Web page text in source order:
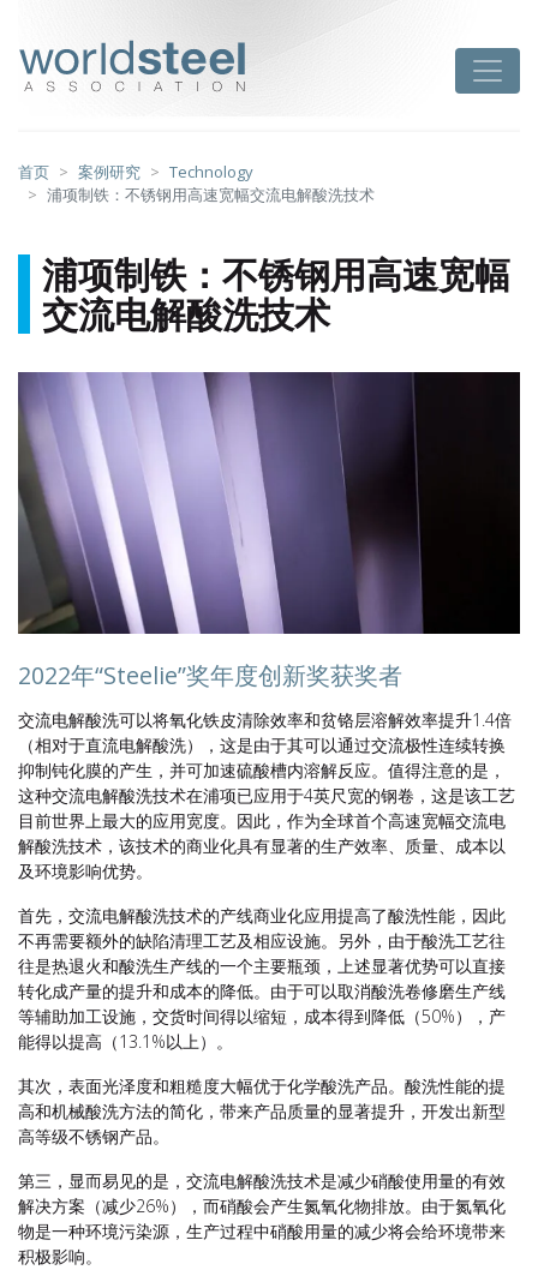
首页 案例研究
Technology
浦项制铁：不锈钢用高速宽幅交流电解酸洗技术
浦项制铁：不锈钢用高速宽幅
交流电解酸洗技术
2022年“Steelie”奖年度创新奖获奖者
交流电解酸洗可以将氧化铁皮清除效率和贫铬层溶解效率提升1.4倍
（相对于直流电解酸洗），这是由于其可以通过交流极性连续转换
抑制钝化膜的产生，并可加速硫酸槽内溶解反应。值得注意的是，
这种交流电解酸洗技术在浦项已应用于4英尺宽的钢卷，这是该工艺
目前世界上最大的应用宽度。因此，作为全球首个高速宽幅交流电
解酸洗技术，该技术的商业化具有显著的生产效率、质量、成本以
及环境影响优势。
首先，交流电解酸洗技术的产线商业化应用提高了酸洗性能，因此
不再需要额外的缺陷清理工艺及相应设施。另外，由于酸洗工艺往
往是热退火和酸洗生产线的一个主要瓶颈，上述显著优势可以直接
转化成产量的提升和成本的降低。由于可以取消酸洗卷修磨生产线
等辅助加工设施，交货时间得以缩短，成本得到降低（50%），产
能得以提高（13.1%以上）。
其次，表面光泽度和粗糙度大幅优于化学酸洗产品。酸洗性能的提
高和机械酸洗方法的简化，带来产品质量的显著提升，开发出新型
高等级不锈钢产品。
第三，显而易见的是，交流电解酸洗技术是减少硝酸使用量的有效
解决方案（减少26%），而硝酸会产生氮氧化物排放。由于氮氧化
物是一种环境污染源，生产过程中硝酸用量的减少将会给环境带来
积极影响。